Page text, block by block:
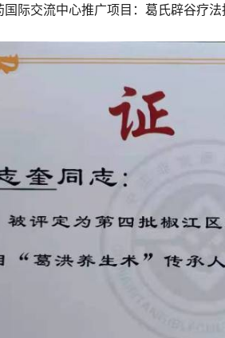
际交流中心推广项目：葛氏辟谷疗法